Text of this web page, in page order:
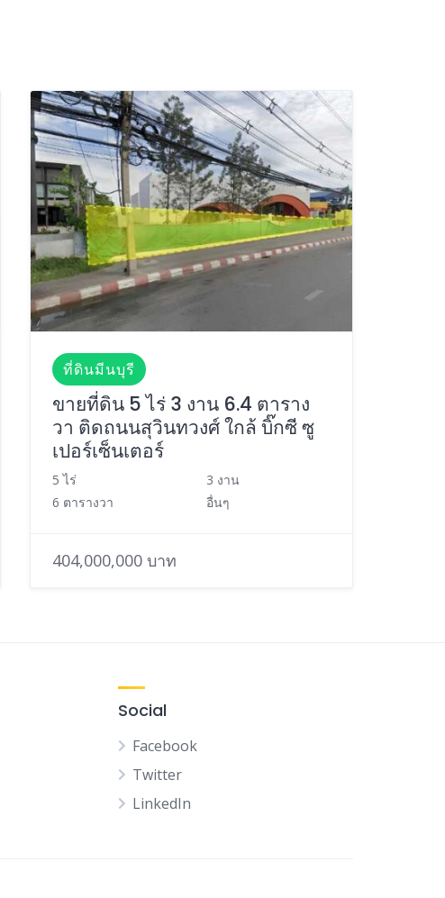
ที่ดินมีนบุรี
ขายที่ดิน 5 ไร่ 3 งาน 6.4 ตาราง
วา ติดถนนสุวินทวงศ์ ใกล้ บิ๊กซี ซู
เปอร์เซ็นเตอร์
5 ไร่
3 งาน
6 ตารางวา
อื่นๆ
404,000,000 บาท
Social
Facebook
Twitter
LinkedIn